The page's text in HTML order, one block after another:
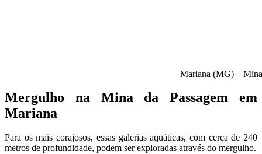
Mariana (MG) – Mina
Mergulho na Mina da Passagem em
Mariana
Para os mais corajosos, essas galerias aquáticas, com cerca de 240
metros de profundidade, podem ser exploradas através do mergulho.